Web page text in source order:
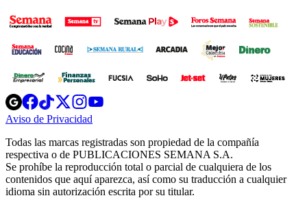
Opens
in
new
Opens
in
new
Opens
in
new
window
Opens
new
windowwindow
Aviso de Privacidad
new
window
Todas las marcas registradas son propiedad de la compañía
respectiva o de PUBLICACIONES SEMANA S.A.
Se prohíbe la reproducción total o parcial de cualquiera de los
contenidos que aquí aparezca, así como su traducción a cualquier
idioma sin autorización escrita por su titular.